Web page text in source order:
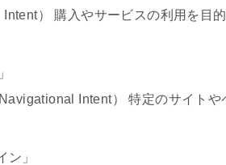
） 購入やサービスの利用を目的
Intent） 特定のサイトや
」